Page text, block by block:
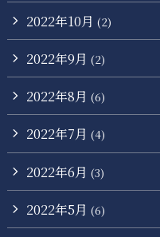
2022年10月 (2)
2022年9月 (2)
2022年8月 (6)
2022年7月 (4)
2022年6月 (3)
2022年5月 (6)